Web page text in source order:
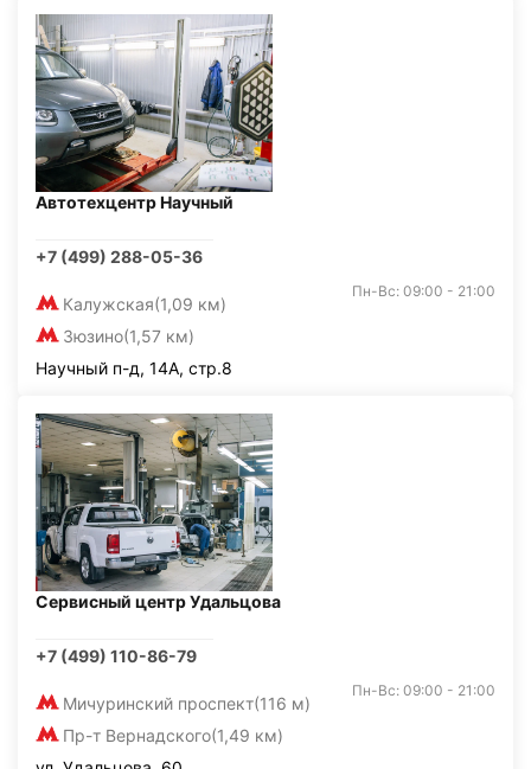
Автотехцентр Научный
+7 (499) 288-05-36
Калужская(1,09 км)
Зюзино(1,57 км)
Пн-Вс: 09:00 - 21:00
Научный п-д, 14А, стр.8
Сервисный центр Удальцова
+7 (499) 110-86-79
Мичуринский проспект(116 м)
Пр-т Вернадского(1,49 км)
Пн-Вс: 09:00 - 21:00